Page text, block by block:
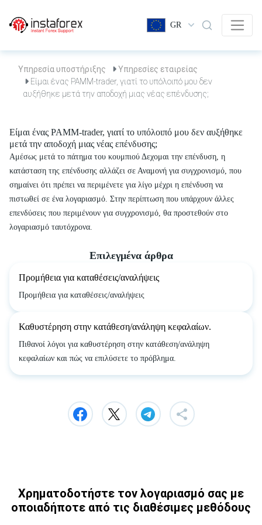
GR
Υπηρεσία υποστήριξης
Υπηρεσίες εταιρείας
Είμαι ένας PAMM-trader, γιατί το υπόλοιπό μου δεν
αυξήθηκε μετά την αποδοχή μιας νέας επένδυσης;
Είμαι ένας PAMM-trader, γιατί το υπόλοιπό μου δεν αυξήθηκε
μετά την αποδοχή μιας νέας επένδυσης;
Αμέσως μετά το πάτημα του κουμπιού Δεχομαι την επένδυση, η
κατάσταση της επένδυσης αλλάζει σε Αναμονή για συγχρονισμό, που
σημαίνει ότι πρέπει να περιμένετε για λίγο μέχρι η επένδυση να
πιστωθεί σε ένα λογαριασμό. Στην περίπτωση που υπάρχουν άλλες
επενδύσεις που περιμένουν για συγχρονισμό, θα προστεθούν στο
λογαριασμό ταυτόχρονα.
Επιλεγμένα άρθρα
Προμήθεια για καταθέσεις/αναλήψεις
Προμήθεια για καταθέσεις/αναλήψεις
Καθυστέρηση στην κατάθεση/ανάληψη κεφαλαίων.
Πιθανοί λόγοι για καθυστέρηση στην κατάθεση/ανάληψη
κεφαλαίων και πώς να επιλύσετε το πρόβλημα.
Χρηματοδοτήστε τον λογαριασμό σας με
οποιαδήποτε από τις διαθέσιμες μεθόδους